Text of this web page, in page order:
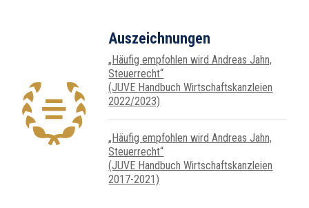
Auszeichnungen
„Häufig empfohlen wird Andreas Jahn,
Steuer­recht“
(JUVE Handbuch Wirtschafts­kanz­leien
2022/2023)
„Häufig empfohlen wird Andreas Jahn,
Steuer­recht“
(JUVE Handbuch Wirtschafts­kanz­leien
2017-2021)